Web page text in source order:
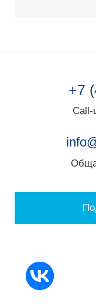
+7
Call-